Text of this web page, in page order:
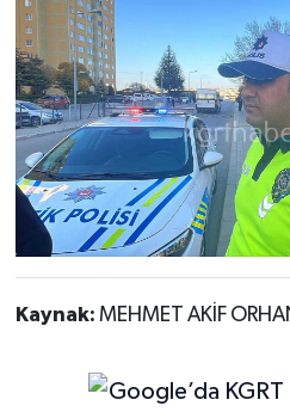
Kaynak: MEHMET AKİF